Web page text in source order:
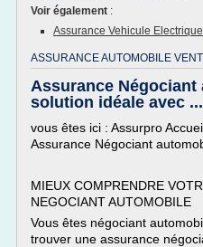
Voir également :
Assurance Vehicule Electrique
ASSURANCE AUTOMOBILE
Assurance Négociant
solution idéale avec ...
vous êtes ici : Assurpro
Assurance Négociant
MIEUX COMPRENDRE
NEGOCIANT AUTOMOBILE
Vous êtes négociant
trouver une assurance